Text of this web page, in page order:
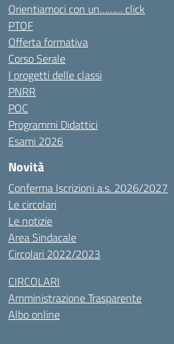
Orientiamoci con un……… click
PTOF
Offerta formativa
Corso Serale
I progetti delle classi
PNRR
POC
Programmi Didattici
Esami 2026
Novità
Conferma Iscrizioni a.s. 2026/2027
Le circolari
Le notizie
Area Sindacale
Circolari 2022/2023
CIRCOLARI
Amministrazione Trasparente
Albo online